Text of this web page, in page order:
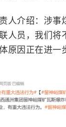
人介绍：涉事
人员，我们将
原因正在进一